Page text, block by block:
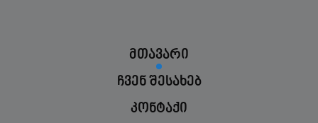
მთავარი
ჩვენ შესახებ
კონტაქი